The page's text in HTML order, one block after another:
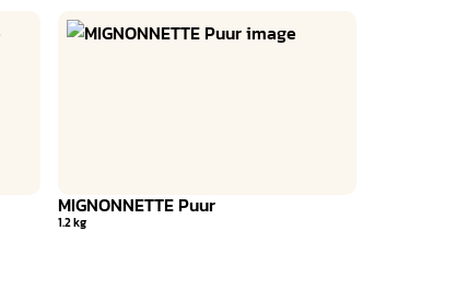
MIGNONNETTE Puur
1.2 kg